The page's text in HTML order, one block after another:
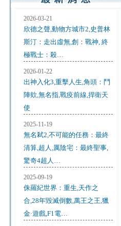
2026-03-21
欣德之聲,動物方城市2,史普林
斯汀：走出虛無,創：戰神, 終
極戰士：殺…
2026-01-22
出神入化3,重擊人生,角頭：鬥
陣欸,無名指,戰疫前線,捍衛天
使
2025-11-19
無名弒2,不可能的任務：最終
清算,超人,厲陰宅：最終聖事,
驚奇4超人…
2025-09-19
侏羅紀世界：重生,天作之
合,28年毀滅倒數,萬王之王,獵
金·遊戲,F1電…